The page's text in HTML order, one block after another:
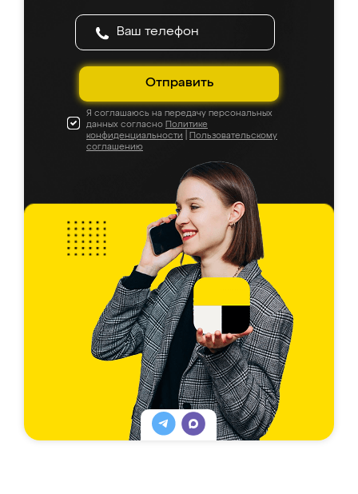
Отправить
Я соглашаюсь на передачу персональных
данных согласно Политике
конфиденциальности
Пользовательскому
соглашению